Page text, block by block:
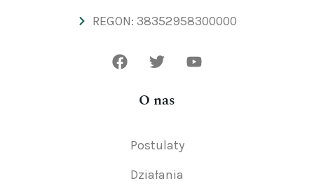
REGON: 38352958300000
O nas
Postulaty
Działania